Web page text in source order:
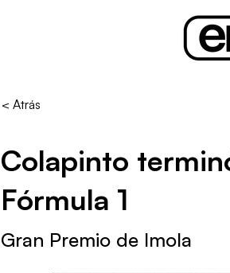
< Atrás
Colapinto
Fórmula 1
Gran Premio de Imola